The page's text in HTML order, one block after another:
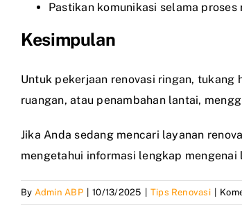
Pastikan komunikasi selama
Kesimpulan
Untuk pekerjaan renovasi ringan,
ruangan, atau penambahan lantai,
Jika Anda sedang mencari layanan
mengetahui informasi lengkap
By Admin ABP | 10/13/2025 | Tips Renovasi |